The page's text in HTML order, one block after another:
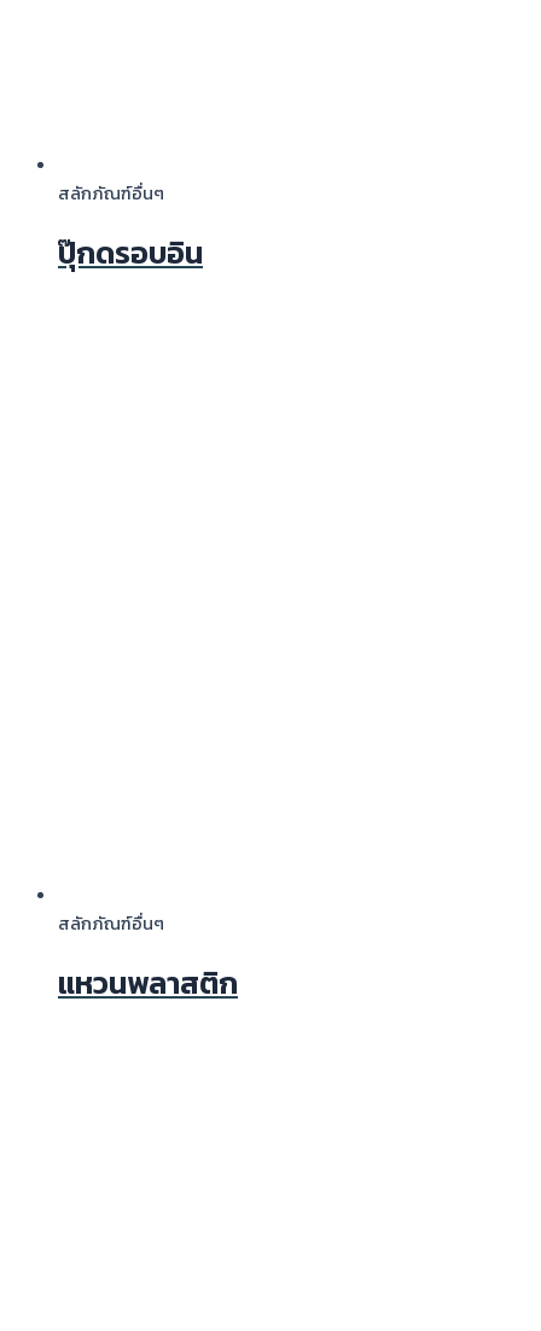
สลักภัณฑ์อื่นๆ
ปุ๊กดรอบอิน
สลักภัณฑ์อื่นๆ
แหวนพลาสติก